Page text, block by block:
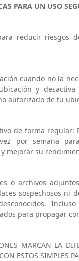
PARA UN USO
reducir riesgos
cuando no la
y
autorizado de tu
de forma regular:
por semana
mejorar su
o archivos
sospechosos ni
para propagar
MARCAN LA
ESTOS SIMPLES